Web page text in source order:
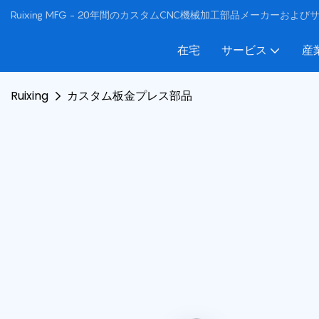
Ruixing MFG - 20年間のカスタムCNC機械加工部品メーカーおよび
在宅 サービス 産
Ruixing カスタム板金プレス部品